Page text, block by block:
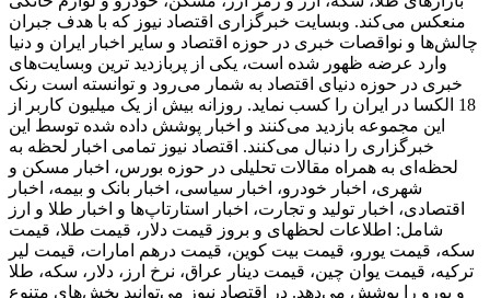
منعکس می‌کند. وبسایت خبرگزاری اقتصاد نیوز که با هدف جبران
چالش‌ها و نواقصات خبری در حوزه اقتصاد و سایر اخبار ایران و دنیا
وارد عرضه ظهور شده است، یکی از پربازدید ترین وبسایت‌های
خبری در حوزه دنیای اقتصاد به شمار می‌رود و توانسته است رنک
18 الکسا در ایران را کسب نماید. روزانه بیش از یک میلیون کاربر از
این مجموعه بازدید می‌کنند و اخبار پوشش داده شده توسط این
خبرگزاری را دنبال می‌کنند. اقتصاد نیوز تمامی اخبار لحظه به
لحظه‌ای به همراه مقالات تحلیلی در حوزه بورس، اخبار مسکن و
شهری، اخبار خودرو، اخبار سیاسی، اخبار بانک و بیمه، اخبار
اقتصادی، اخبار تولید و تجارت، اخبار استارتاپ‌ها و اخبار طلا و ارز
شامل: اطلاعات لحظهای و بروز قیمت دلار، قیمت طلا، قیمت
سکه، قیمت یورو، قیمت بیت کوین، قیمت درهم امارات، قیمت لیر
ترکیه، قیمت یوان چین، قیمت دینار عراق، نرخ ارز، دلار، سکه، طلا
و یورو را پوشش می‌دهد. در اقتصاد نیوز می‌توانید بخش‌های متنوع